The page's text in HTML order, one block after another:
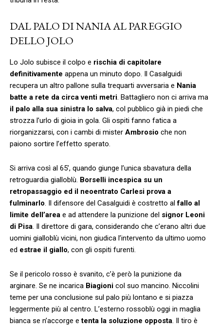
DAL PALO DI NANIA AL PAREGGIO
DELLO JOLO
Lo Jolo subisce il colpo e rischia di capitolare
definitivamente appena un minuto dopo. Il Casalguidi
recupera un altro pallone sulla trequarti avversaria e Nania
batte a rete da circa venti metri. Battagliero non ci arriva ma
il palo alla sua sinistra lo salva, col pubblico già in piedi che
strozza l’urlo di gioia in gola. Gli ospiti fanno fatica a
riorganizzarsi, con i cambi di mister Ambrosio che non
paiono sortire l’effetto sperato.
Si arriva così al 65’, quando giunge l’unica sbavatura della
retroguardia gialloblù. Borselli incespica su un
retropassaggio ed il neoentrato Carlesi prova a
fulminarlo. Il difensore del Casalguidi è costretto alfallo al
limite dell’area e ad attendere la punizione del signor Leoni
di Pisa. Il direttore di gara, considerando che c’erano altri due
uomini gialloblù vicini, non giudica l’intervento da ultimo uomo
ed estrae il giallo, con gli ospiti furenti.
Se il pericolo rosso è svanito, c’è però la punizione da
arginare. Se ne incarica Biagioni col suo mancino. Niccolini
teme per una conclusione sul palo più lontano e si piazza
leggermente più al centro. L’esterno rossoblù oggi in maglia
bianca se n’accorge etenta la soluzione opposta. Il tiro è